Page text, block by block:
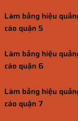
Làm bảng hiệu
cáo quận 5
Làm bảng hiệu
cáo quận 6
Làm bảng hiệu
cáo quận 7